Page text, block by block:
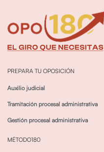
PREPARA TU OPOSICIÓN
Auxilio judicial
Tramitación procesal administrativa
Gestión procesal administrativa
MÉTODO180